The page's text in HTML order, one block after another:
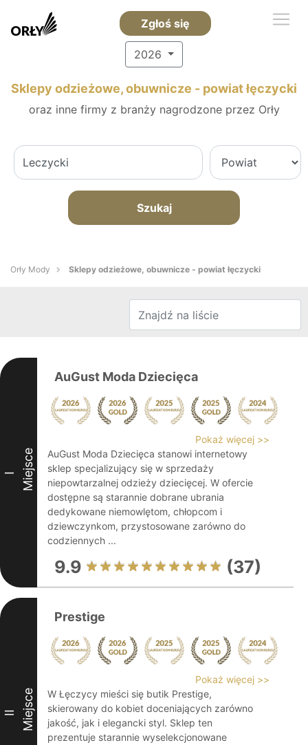
Zgłoś się
2026
Sklepy odzieżowe, obuwnicze - powiat łęczycki
oraz inne firmy z branży nagrodzone przez Orły
Szukaj
Orły Mody Sklepy odzieżowe, obuwnicze - powiat łęczycki
I Miejsce
AuGust Moda Dziecięca
Pokaż więcej >>
AuGust Moda Dziecięca stanowi internetowy
sklep specjalizujący się w sprzedaży
niepowtarzalnej odzieży dziecięcej. W ofercie
dostępne są starannie dobrane ubrania
dedykowane niemowlętom, chłopcom i
dziewczynkom, przystosowane zarówno do
codziennych ...
9.9 (37)
II Miejsce
Prestige
Pokaż więcej >>
W Łęczycy mieści się butik Prestige,
skierowany do kobiet doceniających zarówno
jakość, jak i elegancki styl. Sklep ten
prezentuje starannie wyselekcjonowane